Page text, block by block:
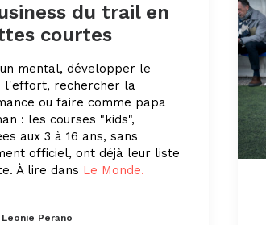
du trail en
courtes
mental, développer le
l'effort, rechercher la
ou faire comme papa
: les courses "kids",
aux 3 à 16 ans, sans
officiel, ont déjà leur liste
À lire dans Le Monde.
Perano